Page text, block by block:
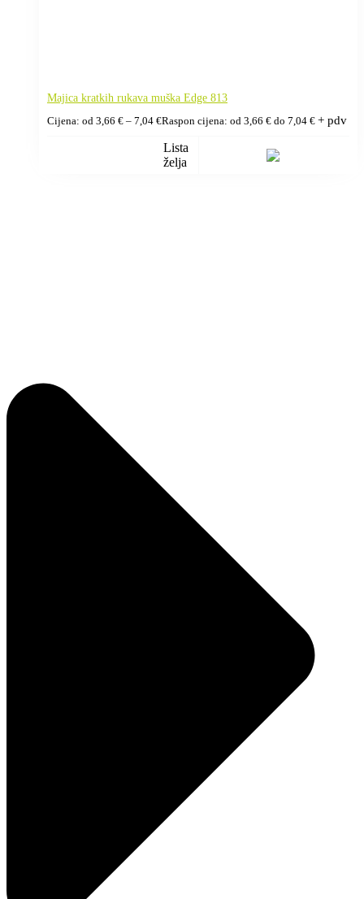
Majica kratkih rukava muška Edge 813
Cijena: od 3,66 € – 7,04 €Raspon cijena: od 3,66 € do 7,04 € + pdv
Lista
želja